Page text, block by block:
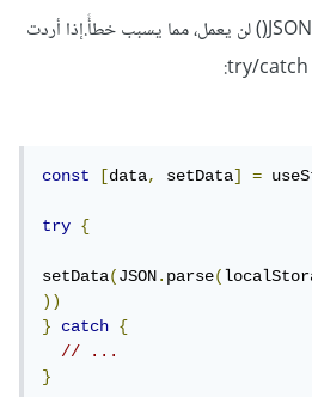
في كلتا الحالتين، فإن JSON.parse() لن يعمل، مما يسبب خطأً.إذا أردت
const [data, setData] =
try {
setData(JSON.parse(
))
}
catch
{
// ...
}